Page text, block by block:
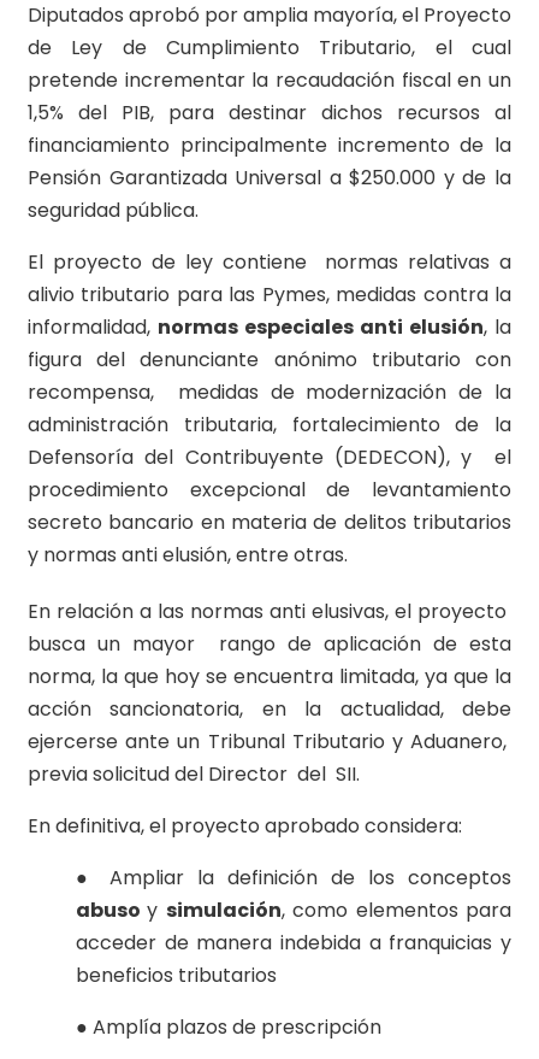
Diputados aprobó por amplia mayoría, el Proyecto
de Ley de Cumplimiento Tributario, el cual
pretende incrementar la recaudación fiscal en un
1,5% del PIB, para destinar dichos recursos al
financiamiento principalmente incremento de la
Pensión Garantizada Universal a $250.000 y de la
seguridad pública.
El proyecto de ley contiene normas relativas a
alivio tributario para las Pymes, medidas contra la
informalidad, normas especiales anti elusión, la
figura del denunciante anónimo tributario con
recompensa, medidas de modernización de la
administración tributaria, fortalecimiento de la
Defensoría del Contribuyente (DEDECON), y el
procedimiento excepcional de levantamiento
secreto bancario en materia de delitos tributarios
y normas anti elusión, entre otras.
En relación a las normas anti elusivas, el proyecto
busca un mayor rango de aplicación de esta
norma, la que hoy se encuentra limitada, ya que la
acción sancionatoria, en la actualidad, debe
ejercerse ante un Tribunal Tributario y Aduanero,
previa solicitud del Director del SII.
En definitiva, el proyecto aprobado considera:
● Ampliar la definición de los conceptos
abusoy simulación, como elementos para
acceder de manera indebida a franquicias y
beneficios tributarios
● Amplía plazos de prescripción